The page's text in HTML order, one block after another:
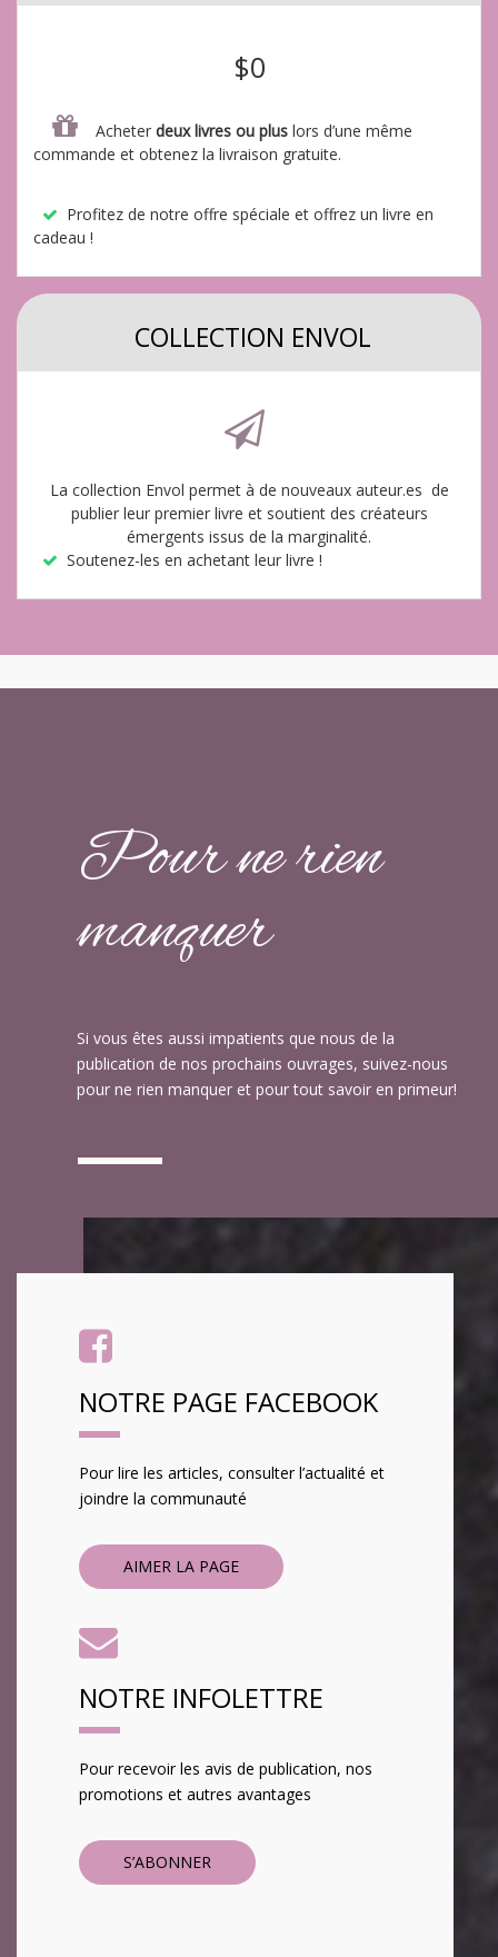
$0
Acheter deux livres ou pluslors d’une même
commande et obtenez la livraison gratuite.
Profitez de notre offre spéciale et offrez un livre en
cadeau !
COLLECTION ENVOL
La collection Envol permet à de nouveaux auteur.es de
publier leur premier livre et soutient des créateurs
émergents issus de la marginalité.
Soutenez-les en achetant leur livre !
Pour ne rien
manquer
Si vous êtes aussi impatients que nous de la
publication de nos prochains ouvrages, suivez-nous
pour ne rien manquer et pour tout savoir en primeur!
NOTRE PAGE FACEBOOK
Pour lire les articles, consulter l’actualité et
joindre la communauté
AIMER LA PAGE
NOTRE INFOLETTRE
Pour recevoir les avis de publication, nos
promotions et autres avantages
S’ABONNER